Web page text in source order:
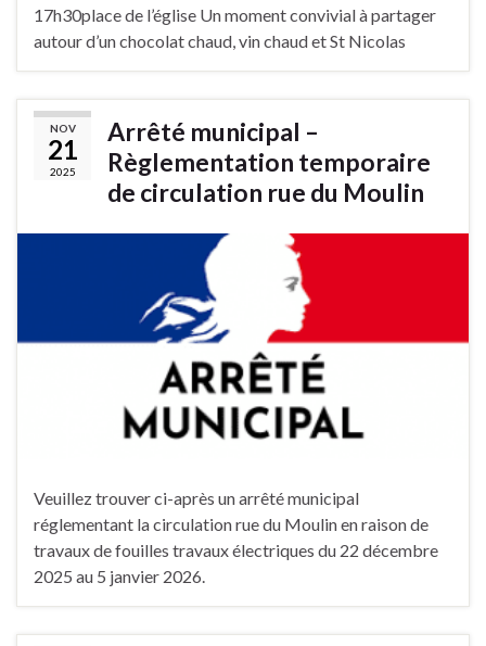
17h30place de l’église Un moment convivial à partager
autour d’un chocolat chaud, vin chaud et St Nicolas
NOV
21
2025
Arrêté municipal –
Règlementation temporaire
de circulation rue du Moulin
Veuillez trouver ci-après un arrêté municipal
réglementant la circulation rue du Moulin en raison de
travaux de fouilles travaux électriques du 22 décembre
2025 au 5 janvier 2026.